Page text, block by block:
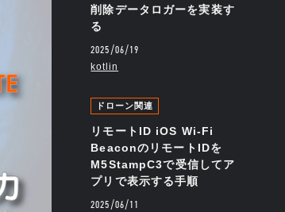
削除データロガーを実装す
る
2025/06/19
kotlin
ドローン関連
リモートID iOS Wi-Fi
BeaconのリモートIDを
M5StampC3で受信してア
プリで表示する手順
2025/06/11